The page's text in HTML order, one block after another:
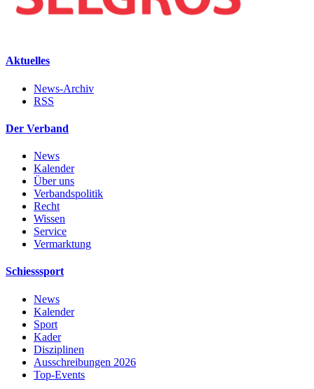
Aktuelles
News-Archiv
RSS
Der Verband
News
Kalender
Über uns
Verbandspolitik
Recht
Wissen
Service
Vermarktung
Schiesssport
News
Kalender
Sport
Kader
Disziplinen
Ausschreibungen 2026
Top-Events